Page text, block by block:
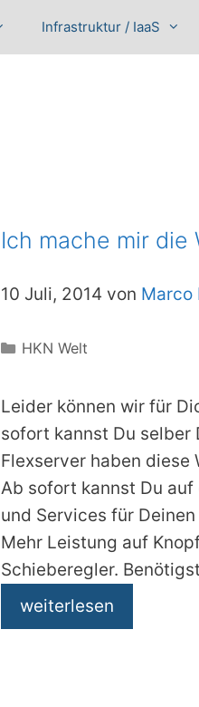
Infrastruktur / IaaS
Ich mache mir
10 Juli, 2014 von Marco
Kategorien
HKN Welt
Leider können wir für
sofort kannst Du selber
Flexserver haben diese
Ab sofort kannst Du
und Services für
Mehr Leistung auf
Schieberegler. Benötigst
weiterlesen